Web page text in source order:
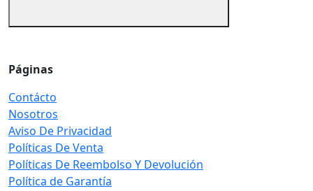
Páginas
Contácto
Nosotros
Aviso De Privacidad
Políticas De Venta
Políticas De Reembolso Y Devolución
Política de Garantía